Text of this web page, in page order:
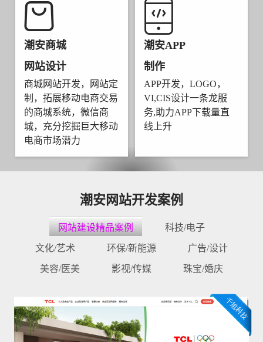
潮安商城
网站设计
商城网站开发，网站定
制，拓展移动电商交易
的商城系统，微信商
城，充分挖掘巨大移动
电商市场潜力
潮安APP
制作
APP开发，LOGO，
VI,CIS设计一条龙服
务,助力APP下载量直
线上升
潮安网站开发案例
网站建设精品案例 科技/电子
文化/艺术 环保/新能源 广告/设计
美容/医美 影视/传媒 珠宝/婚庆